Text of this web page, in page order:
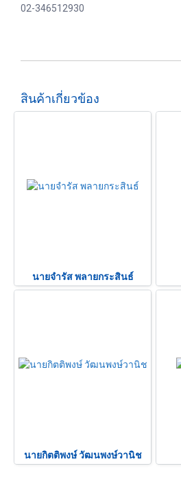
02-346512930
สินค้าเกี่ยวข้อง
นายจำรัส พลายกระสินธ์
นายกิตติพงษ์ วัฒนพงษ์วานิช